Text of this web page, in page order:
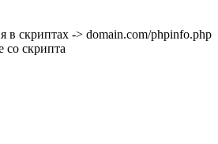
в скриптах -> domain.com/phpinfo.php
со скрипта